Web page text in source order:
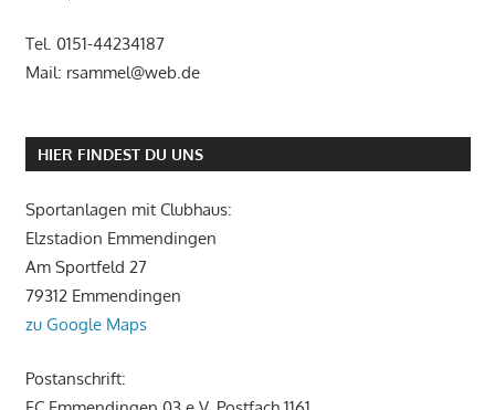
Tel. 0151-44234187
Mail: rsammel@web.de
HIER FINDEST DU UNS
Sportanlagen mit Clubhaus:
Elzstadion Emmendingen
Am Sportfeld 27
79312 Emmendingen
zu Google Maps
Postanschrift: